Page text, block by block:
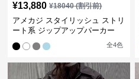
¥13,880 ¥18040(割引前)
アメカジ スタイリッシュ ストリ
ート系 ジップアップパーカー
全4色